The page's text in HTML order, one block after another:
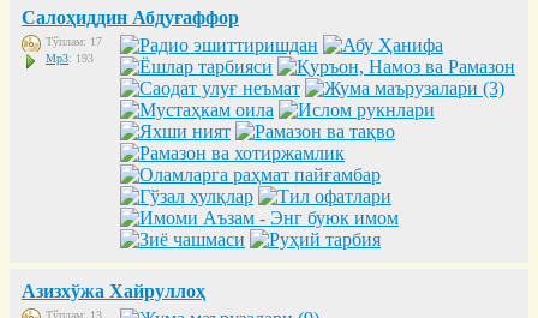
Салоҳиддин Абдуғаффор
Тўплам: 17
Mp3: 193
Азизхўжа Хайруллоҳ
Тўплам: 13